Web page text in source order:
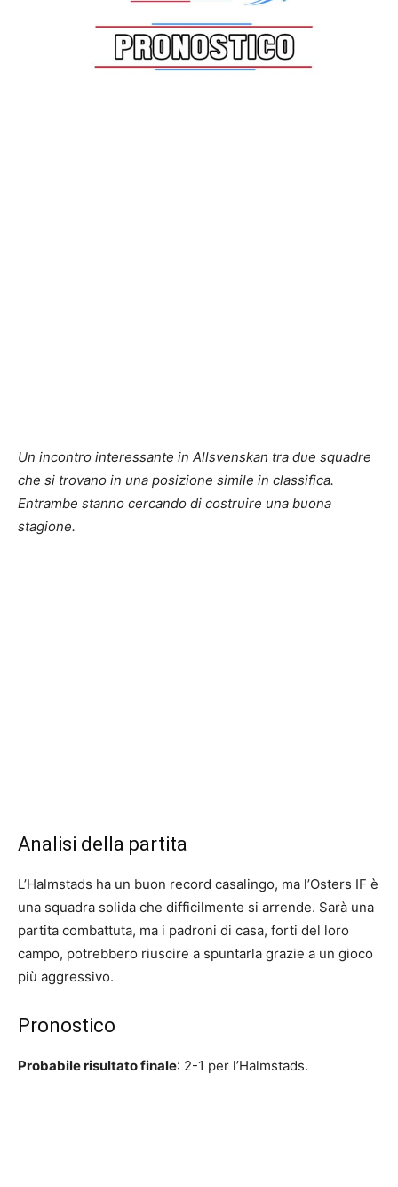
Un incontro interessante in Allsvenskan tra due squadre
che si trovano in una posizione simile in classifica.
Entrambe stanno cercando di costruire una buona
stagione.
Analisi della partita
L’Halmstads ha un buon record casalingo, ma l’Osters IF è
una squadra solida che difficilmente si arrende. Sarà una
partita combattuta, ma i padroni di casa, forti del loro
campo, potrebbero riuscire a spuntarla grazie a un gioco
più aggressivo.
Pronostico
Probabile risultato finale: 2-1 per l’Halmstads.